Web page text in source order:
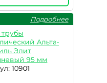
Подробнее
Альта-
Элит
95 мм
10901